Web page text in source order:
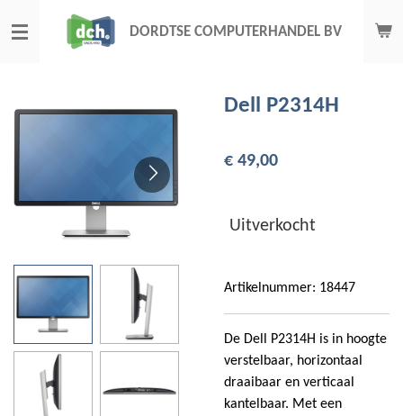
direct
DORDTSE COMPUTERHANDEL BV
Dell P2314H
€ 49,00
Uitverkocht
Artikelnummer: 18447
De Dell P2314H is in hoogte
verstelbaar, horizontaal
draaibaar en verticaal
kantelbaar. Met een